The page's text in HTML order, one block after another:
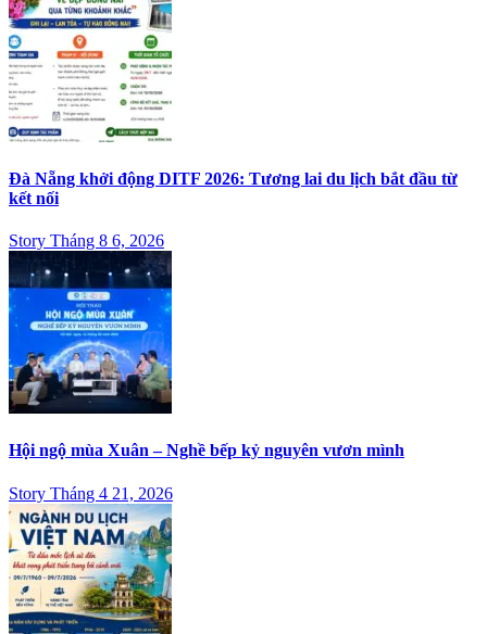
Đà Nẵng khởi động DITF 2026: Tương lai du lịch bắt đầu từ
kết nối
Story Tháng 8 6, 2026
Hội ngộ mùa Xuân – Nghề bếp kỷ nguyên vươn mình
Story Tháng 4 21, 2026